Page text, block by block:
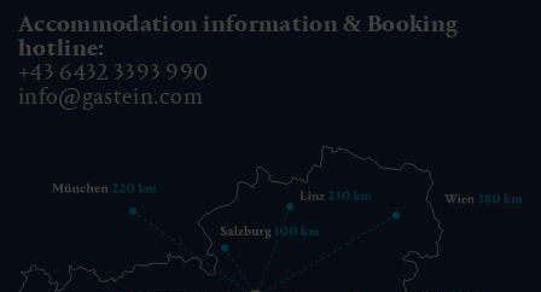
Accommodation information & Booking
hotline:
+43 6432 3393 990
info@gastein.com